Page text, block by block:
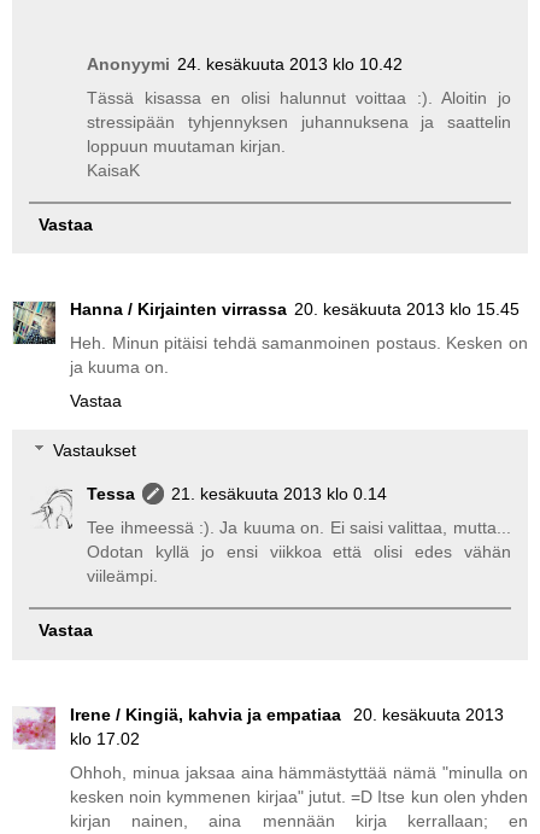
Anonyymi 24. kesäkuuta 2013 klo 10.42
Tässä kisassa en olisi halunnut voittaa :). Aloitin jo
stressipään tyhjennyksen juhannuksena ja saattelin
loppuun muutaman kirjan.
KaisaK
Vastaa
Hanna / Kirjainten virrassa 20. kesäkuuta 2013 klo 15.45
Heh. Minun pitäisi tehdä samanmoinen postaus. Kesken on
ja kuuma on.
Vastaa
Vastaukset
Tessa
21. kesäkuuta 2013 klo 0.14
Tee ihmeessä :). Ja kuuma on. Ei saisi valittaa, mutta...
Odotan kyllä jo ensi viikkoa että olisi edes vähän
viileämpi.
Vastaa
Irene / Kingiä, kahvia ja empatiaa
20. kesäkuuta 2013
klo 17.02
Ohhoh, minua jaksaa aina hämmästyttää nämä "minulla on
kesken noin kymmenen kirjaa" jutut. =D Itse kun olen yhden
kirjan nainen, aina mennään kirja kerrallaan; en